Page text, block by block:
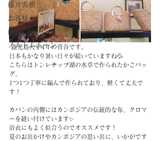
藤井秀樹
お客様
商品
ノムトムムーン
鹿児島大学4年の菅谷です。
日本もかなり暑い日々が続いていますね💦
こちらはトンレサップ湖の水草で作られたかごバッ
グ。
1つ1つ丁寧に編んで作られており、軽くて丈夫で
す！
カバンの内側にはカンボジアの伝統的な布、クロマ
ーを縫い付けています✨
浴衣にもよく似合うのでオススメです！
夏のお出かけやカンボジアの思い出に、いかがです